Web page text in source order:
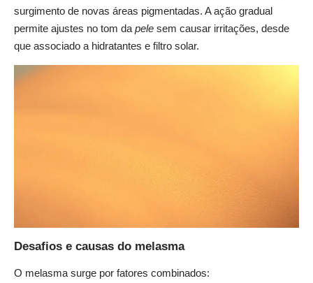
surgimento de novas áreas pigmentadas. A ação gradual
permite ajustes no tom da pele sem causar irritações, desde
que associado a hidratantes e filtro solar.
Desafios e causas do melasma
O melasma surge por fatores combinados: